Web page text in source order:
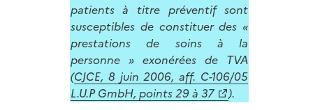
patients à titre préventif sont
susceptibles de constituer des «
prestations de soins à la
personne » exonérées de TVA
(CJCE, 8 juin 2006, aff. C-106/05
L.U.P GmbH, points 29 à 37
).